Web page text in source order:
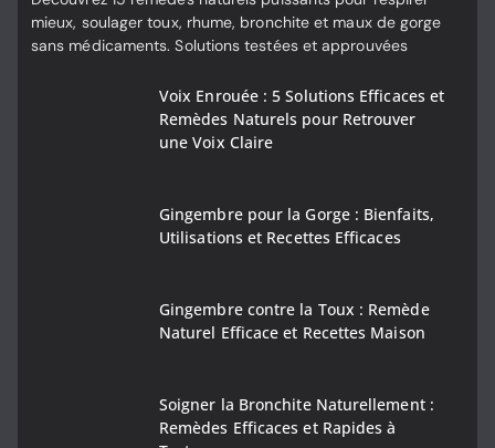
mieux, soulager toux, rhume, bronchite et maux de gorge
sans médicaments. Solutions testées et approuvées
Voix Enrouée : 5 Solutions Efficaces et
Remèdes Naturels pour Retrouver
une Voix Claire
Gingembre pour la Gorge : Bienfaits,
Utilisations et Recettes Efficaces
Gingembre contre la Toux : Remède
Naturel Efficace et Recettes Maison
Soigner la Bronchite Naturellement :
Remèdes Efficaces et Rapides à